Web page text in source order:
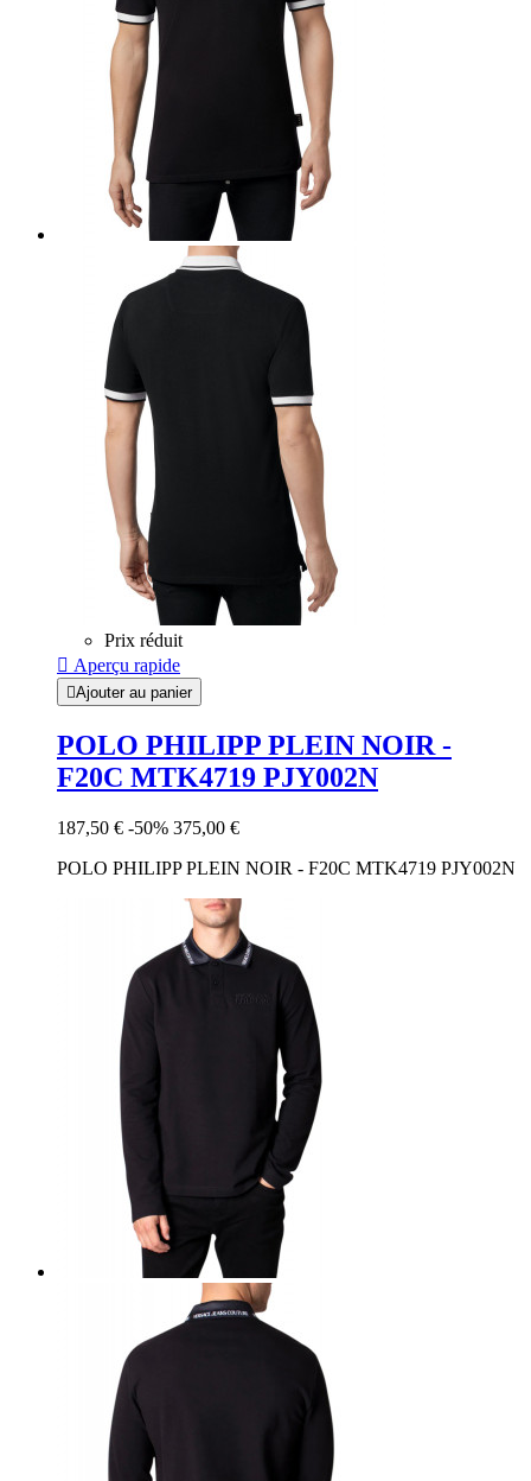
Prix réduit
 Aperçu rapide
Ajouter au panier
POLO PHILIPP PLEIN NOIR -
F20C MTK4719 PJY002N
187,50 € -50% 375,00 €
POLO PHILIPP PLEIN NOIR - F20C MTK4719 PJY002N